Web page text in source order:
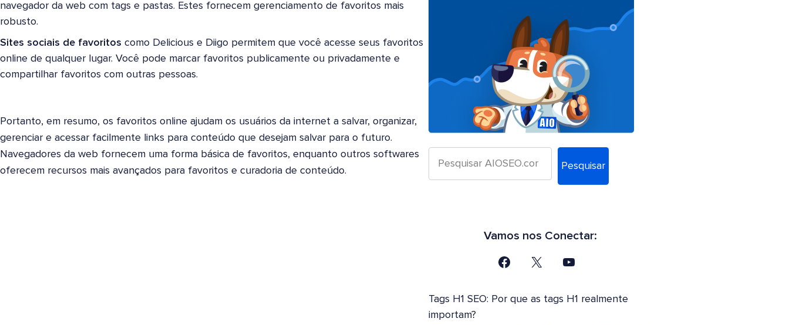
navegador da web com tags e pastas. Estes fornecem gerenciamento de favoritos mais
robusto.
Sites sociais de favoritos como Delicious e Diigo permitem que você acesse seus favoritos
online de qualquer lugar. Você pode marcar favoritos publicamente ou privadamente e
compartilhar favoritos com outras pessoas.
Portanto, em resumo, os favoritos online ajudam os usuários da internet a salvar, organizar,
gerenciar e acessar facilmente links para conteúdo que desejam salvar para o futuro.
Navegadores da web fornecem uma forma básica de favoritos, enquanto outros softwares
oferecem recursos mais avançados para favoritos e curadoria de conteúdo.
Pesquisar
Vamos nos Conectar:
Tags H1 SEO: Por que as tags H1 realmente
importam?